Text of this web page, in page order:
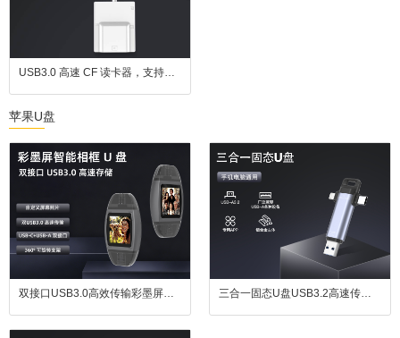
USB3.0 高速 CF 读卡器，支持四卡同读，兼容 CF、SD、TF、MS 卡，适用于苹果设备、安卓设备及电脑
苹果U盘